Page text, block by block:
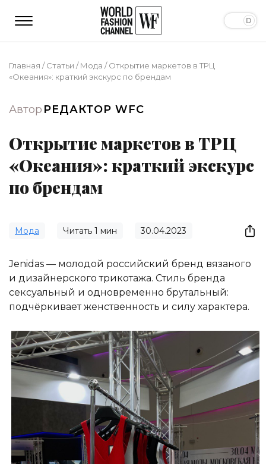
Главная /Статьи /Мода /Открытие маркетов в ТРЦ
«Океания»: краткий экскурс по брендам
Автор РЕДАКТОР WFC
Открытие маркетов в ТРЦ
«Океания»: краткий экскурс
по брендам
Мода Читать 1 мин 30.04.2023
Jenidas — молодой российский бренд вязаного
и дизайнерского трикотажа. Стиль бренда
сексуальный и одновременно брутальный:
подчёркивает женственность и силу характера.